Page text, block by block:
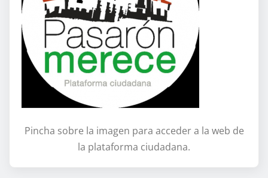
Pincha sobre la imagen para acceder a la web de
la plataforma ciudadana.